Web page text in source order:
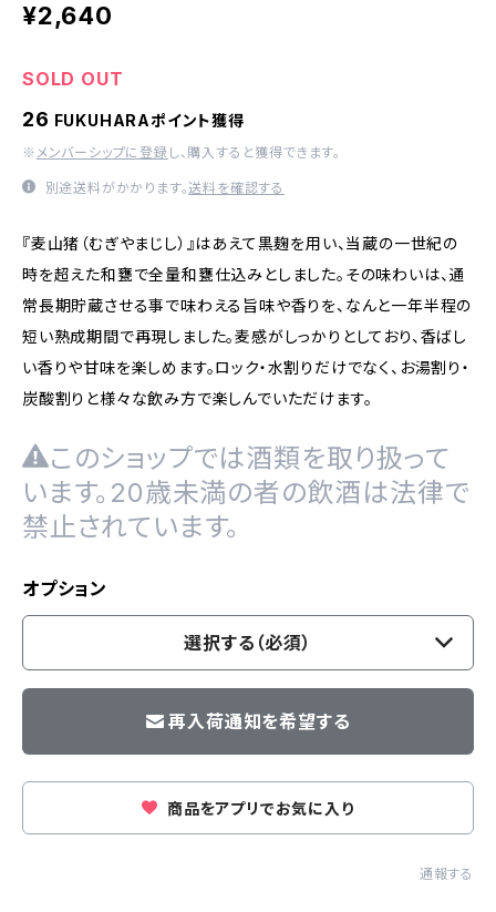
¥2,640
SOLD OUT
26 FUKUHARAポイント獲得
※ メンバーシップに登録 し、購入すると獲得できます。
別途送料がかかります。送料を確認する
『麦山猪（むぎやまじし）』はあえて黒麹を用い、当蔵の一世紀の
時を超えた和甕で全量和甕仕込みとしました。その味わいは、通
常長期貯蔵させる事で味わえる旨味や香りを、なんと一年半程の
短い熟成期間で再現しました。麦感がしっかりとしており、香ばし
い香りや甘味を楽しめます。ロック・水割りだけでなく、お湯割り・
炭酸割りと様々な飲み方で楽しんでいただけます。
このショップでは酒類を取り扱って
います。20歳未満の者の飲酒は法律で
禁止されています。
オプション
選択する（必須）
再入荷通知を希望する
商品をアプリでお気に入り
通報する